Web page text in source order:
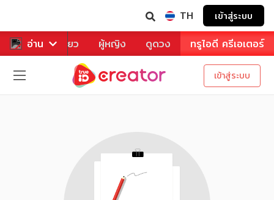
TH เข้าสู่ระบบ
อ่าน
หาร ท่องเที่ยว ผู้หญิง ดูดวง ทรูไอดี ครีเอเตอร์
เข้าสู่ระบบ